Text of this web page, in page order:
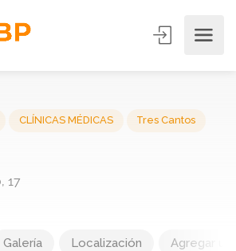
Galería Localización Agregar